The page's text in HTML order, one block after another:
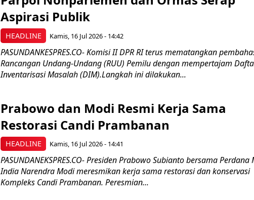
HEADLINE
Aspirasi Publik
Kamis, 16 Jul 2026 - 14:42
PASUNDANKESPRES.CO- Komisi II DPR RI terus mematangkan
Rancangan Undang-Undang (RUU) Pemilu dengan mempertajam
Inventarisasi Masalah (DIM).Langkah ini dilakukan...
HEADLINE
Prabowo dan Modi Resmi Kerja Sama
Restorasi Candi Prambanan
Kamis, 16 Jul 2026 - 14:41
PASUNDANEKSPRES.CO- Presiden Prabowo Subianto bersama Perdana
India Narendra Modi meresmikan kerja sama restorasi dan konservasi
Kompleks Candi Prambanan. Peresmian...